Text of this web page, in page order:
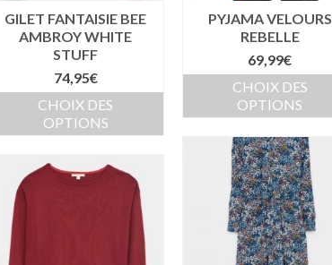
GILET FANTAISIE BEE
AMBROY WHITE
STUFF
74,95€
CHOIX DES
OPTIONS
PYJAMA VELOURS
REBELLE
69,99€
CHOIX DES
OPTIONS